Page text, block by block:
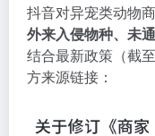
抖音对异宠类动物
外来入侵物种、未
结合最新政策（截
方来源链接：